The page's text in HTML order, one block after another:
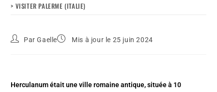
> VISITER PALERME (ITALIE)
ParGaelle Mis à jour le 25 juin 2024
Herculanum était une ville romaine antique, située à 10